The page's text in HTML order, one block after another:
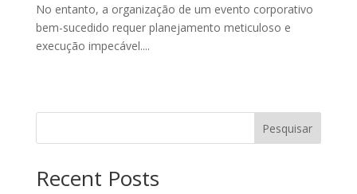
No entanto, a organização de um evento corporativo
bem-sucedido requer planejamento meticuloso e
execução impecável....
Pesquisar
Recent Posts